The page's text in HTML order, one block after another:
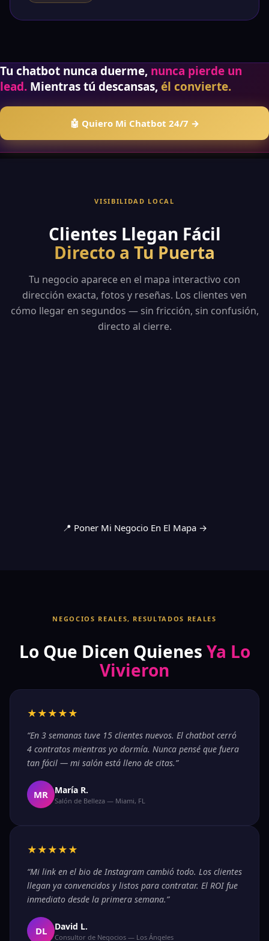
Tu chatbot nunca duerme, nunca pierde un
lead. Mientras tú descansas, él convierte.
🤖 Quiero Mi Chatbot 24/7 →
VISIBILIDAD LOCAL
Clientes Llegan Fácil
Directo a Tu Puerta
Tu negocio aparece en el mapa interactivo con
dirección exacta, fotos y reseñas. Los clientes ven
cómo llegar en segundos — sin fricción, sin confusión,
directo al cierre.
📍 Poner Mi Negocio En El Mapa →
NEGOCIOS REALES, RESULTADOS REALES
Lo Que Dicen Quienes Ya Lo
Vivieron
★★★★★
“En 3 semanas tuve 15 clientes nuevos. El chatbot cerró
4 contratos mientras yo dormía. Nunca pensé que fuera
tan fácil — mi salón está lleno de citas.”
MR María R.
Salón de Belleza — Miami, FL
★★★★★
“Mi link en el bio de Instagram cambió todo. Los clientes
llegan ya convencidos y listos para contratar. El ROI fue
inmediato desde la primera semana.”
DL David L.
Consultor de Negocios — Los Ángeles